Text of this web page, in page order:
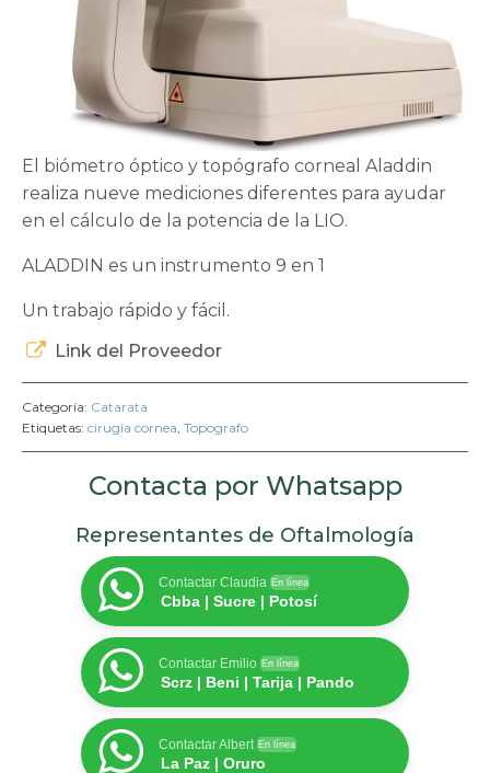
El biómetro óptico y topógrafo corneal Aladdin
realiza nueve mediciones diferentes para ayudar
en el cálculo de la potencia de la LIO.
ALADDIN es un instrumento 9 en 1
Un trabajo rápido y fácil.
Link del Proveedor
Categoría: Catarata
Etiquetas: cirugía cornea Topografo
Contacta por Whatsapp
Representantes de Oftalmología
Contactar Claudia En línea
Cbba | Sucre | Potosí
Contactar Emilio En línea
Scrz | Beni | Tarija | Pando
Contactar Albert En línea
La Paz | Oruro